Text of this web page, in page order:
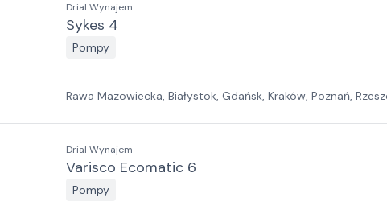
Drial Wynajem
Sykes 4
Pompy
Rawa Mazowiecka, Białystok, Gdańsk, Kraków, Poznań,
Drial Wynajem
Varisco Ecomatic 6
Pompy